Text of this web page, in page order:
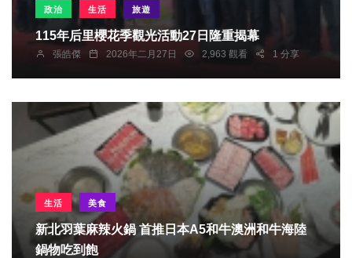
政治 生活 旅遊
115年后里櫻花季觀光活動27日隆重揭幕
張皓傑 2026年二月27日 2,963 觀看 1 分享
生活 美食
新北羽葉麻辣火鍋 首推日本A5和牛澳洲和牛海陸
鍋物吃到飽